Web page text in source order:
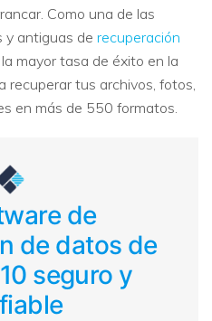
Como una de las
y antiguas de recuperación
mayor tasa de éxito en la
recuperar tus archivos, fotos,
en más de 550 formatos.
de
de datos de
seguro y